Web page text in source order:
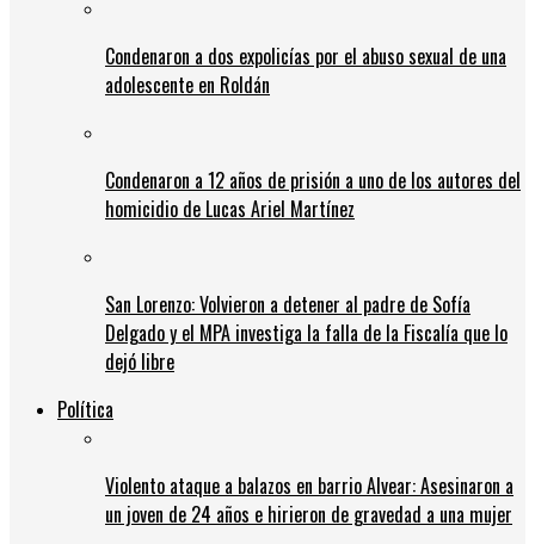
Condenaron a dos expolicías por el abuso sexual de una
adolescente en Roldán
Condenaron a 12 años de prisión a uno de los autores del
homicidio de Lucas Ariel Martínez
San Lorenzo: Volvieron a detener al padre de Sofía
Delgado y el MPA investiga la falla de la Fiscalía que lo
dejó libre
Política
Violento ataque a balazos en barrio Alvear: Asesinaron a
un joven de 24 años e hirieron de gravedad a una mujer